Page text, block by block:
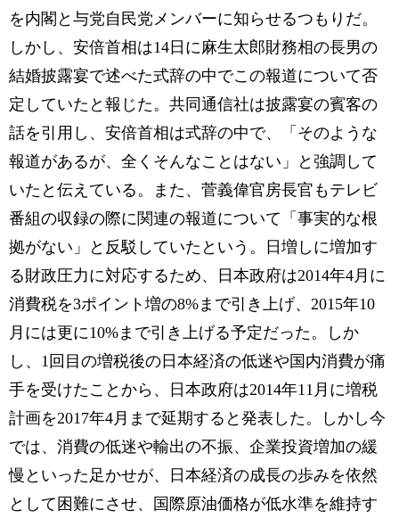
を内閣と与党自民党メンバーに知らせるつもりだ。
しかし、安倍首相は14日に麻生太郎財務相の長男の
結婚披露宴で述べた式辞の中でこの報道について否
定していたと報じた。共同通信社は披露宴の賓客の
話を引用し、安倍首相は式辞の中で、「そのような
報道があるが、全くそんなことはない」と強調して
いたと伝えている。また、菅義偉官房長官もテレビ
番組の収録の際に関連の報道について「事実的な根
拠がない」と反駁していたという。日増しに増加す
る財政圧力に対応するため、日本政府は2014年4月に
消費税を3ポイント増の8%まで引き上げ、2015年10
月には更に10%まで引き上げる予定だった。しか
し、1回目の増税後の日本経済の低迷や国内消費が痛
手を受けたことから、日本政府は2014年11月に増税
計画を2017年4月まで延期すると発表した。しかし今
では、消費の低迷や輸出の不振、企業投資増加の緩
慢といった足かせが、日本経済の成長の歩みを依然
として困難にさせ、国際原油価格が低水準を維持す